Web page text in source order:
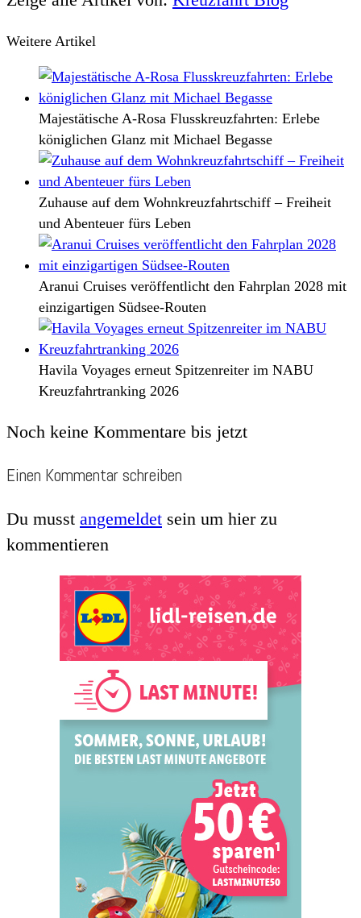
Weitere Artikel
Majestätische A-Rosa Flusskreuzfahrten: Erlebe
königlichen Glanz mit Michael Begasse
Zuhause auf dem Wohnkreuzfahrtschiff – Freiheit
und Abenteuer fürs Leben
Aranui Cruises veröffentlicht den Fahrplan 2028 mit
einzigartigen Südsee-Routen
Havila Voyages erneut Spitzenreiter im NABU
Kreuzfahrtranking 2026
Noch keine Kommentare bis jetzt
Einen Kommentar schreiben
Du musst angemeldet sein um hier zu
kommentieren